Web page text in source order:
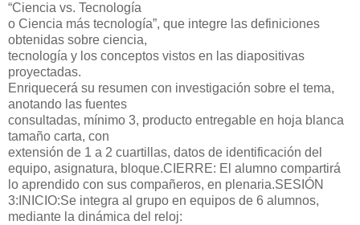
“Ciencia vs. Tecnología
o Ciencia más tecnología”, que integre las definiciones
obtenidas sobre ciencia,
tecnología y los conceptos vistos en las diapositivas
proyectadas.
Enriquecerá su resumen con investigación sobre el tema,
anotando las fuentes
consultadas, mínimo 3, producto entregable en hoja blanca
tamaño carta, con
extensión de 1 a 2 cuartillas, datos de identificación del
equipo, asignatura, bloque.CIERRE: El alumno compartirá
lo aprendido con sus compañeros, en plenaria.SESIÓN
3: INICIO:Se integra al grupo en equipos de 6 alumnos,
mediante la dinámica del reloj: